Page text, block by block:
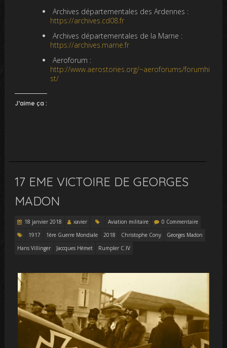
Archives départementales des Ardennes :
https://archives.cd08.fr
Archives départementales de la Marne :
https://archives.marne.fr
Aeroforum :
http://www.aerostories.org/~aeroforums/forumhi
st/
J’aime ça :
17 EME VICTOIRE DE GEORGES
MADON
18 janvier 2018 xavier Aviation militaire
0 Commentaire
1917
1ère Guerre Mondiale 2018 Christophe Cony
Georges Madon
Hans Villinger
Jaccques Hémet Rumpler C.IV